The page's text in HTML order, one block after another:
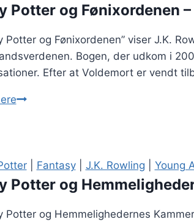
Potter og Fønixordenen
Potter og Fønixordenen” viser J.K.
Bogen, der udkom i
Efter at Voldemort er vendt
Harry
–
J.K.
| Fantasy| J.K. Rowling Young
Potter og
Potter og Hemmelighedernes